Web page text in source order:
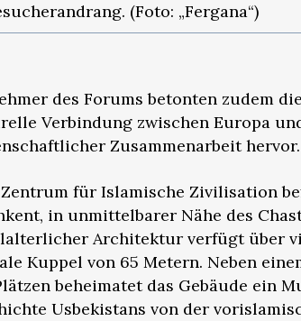
(Foto: „Fergana“)
des Forums betonten zudem
Verbindung zwischen Europa
Zusammenarbeit hervor.
Zentrum für Islamische Zivilisation
in unmittelbarer Nähe des
Architektur verfügt über
Kuppel von 65 Metern. Neben
beheimatet das Gebäude ein
Usbekistans von der